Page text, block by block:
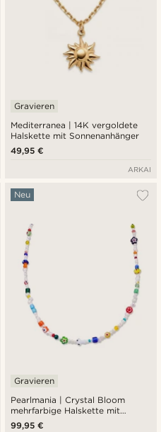
Mediterranea | 14K vergoldete
Halskette mit Sonnenanhänger
Gravieren
49,95 €
ARKAI
Pearlmania | Crystal Bloom
mehrfarbige Halskette mit
Süßwasserperlen und Glasperlen
Neu
Gravieren
99,95 €